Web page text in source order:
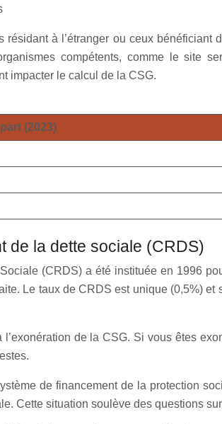
résidant à l’étranger ou ceux
compétents, comme le site
impacter le calcul de la CSG.
(2023)
de la dette sociale (CRDS)
(CRDS) a été instituée en 1996
Le taux de CRDS est unique (0,5%)
l’exonération de la CSG. Si vous êtes
de financement de la protection
Cette situation soulève des questions